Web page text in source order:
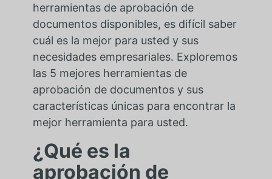
herramientas de aprobación de
documentos disponibles, es difícil saber
cuál es la mejor para usted y sus
necesidades empresariales. Exploremos
las 5 mejores herramientas de
aprobación de documentos y sus
características únicas para encontrar la
mejor herramienta para usted.
¿Qué es la
aprobación de